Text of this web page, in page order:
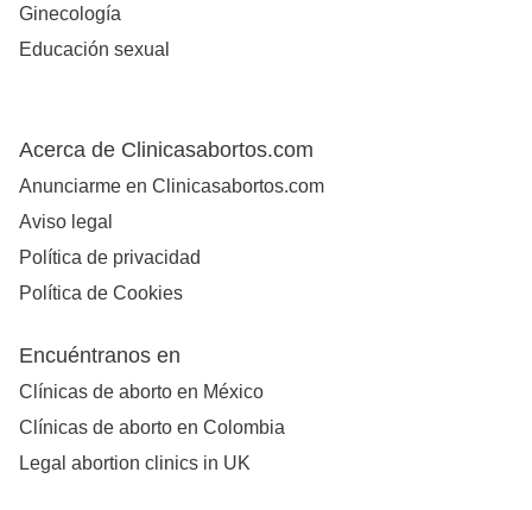
Ginecología
Educación sexual
Acerca de Clinicasabortos.com
Anunciarme en Clinicasabortos.com
Aviso legal
Política de privacidad
Política de Cookies
Encuéntranos en
Clínicas de aborto en México
Clínicas de aborto en Colombia
Legal abortion clinics in UK